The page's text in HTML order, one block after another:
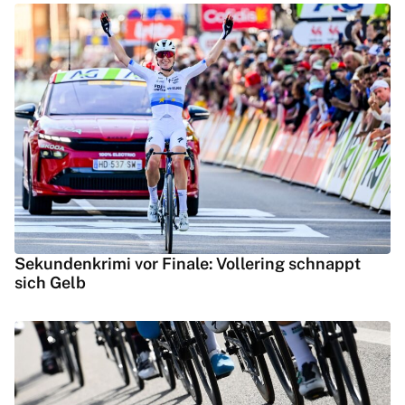
Sekundenkrimi vor Finale: Vollering schnappt
sich Gelb